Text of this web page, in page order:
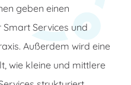
geben einen
Services und
Außerdem wird eine
wie kleine und mittlere